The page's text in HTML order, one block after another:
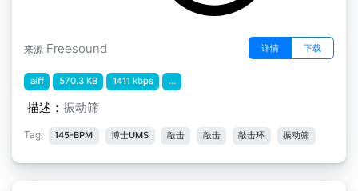
来源 Freesound 详情 下载
aiff 570.3 KB 1411 kbps ...
描述： 振动筛
Tag: 145-BPM 博士UMS 敲击 敲击 敲击环 振动筛